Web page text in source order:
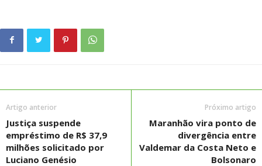
Artigo anterior
Justiça suspende
empréstimo de R$ 37,9
milhões solicitado por
Luciano Genésio
Próximo artigo
Maranhão vira ponto de
divergência entre
Valdemar da Costa Neto e
Bolsonaro